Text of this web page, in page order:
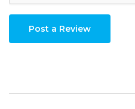
Post a Review